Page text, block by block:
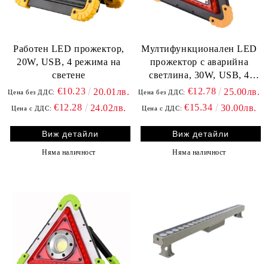
Работен LED прожектор,
20W, USB, 4 режима на
светене
Цена без ДДС: €10.23 20.01лв.
Цена с ДДС: €12.28 24.02лв.
Виж детайли
Няма наличност
Мултифункционален LED
прожектор с аварийна
светлина, 30W, USB, 4
режима на светене
Цена без ДДС: €12.78 25.00лв.
Цена с ДДС: €15.34 30.00лв.
Виж детайли
Няма наличност